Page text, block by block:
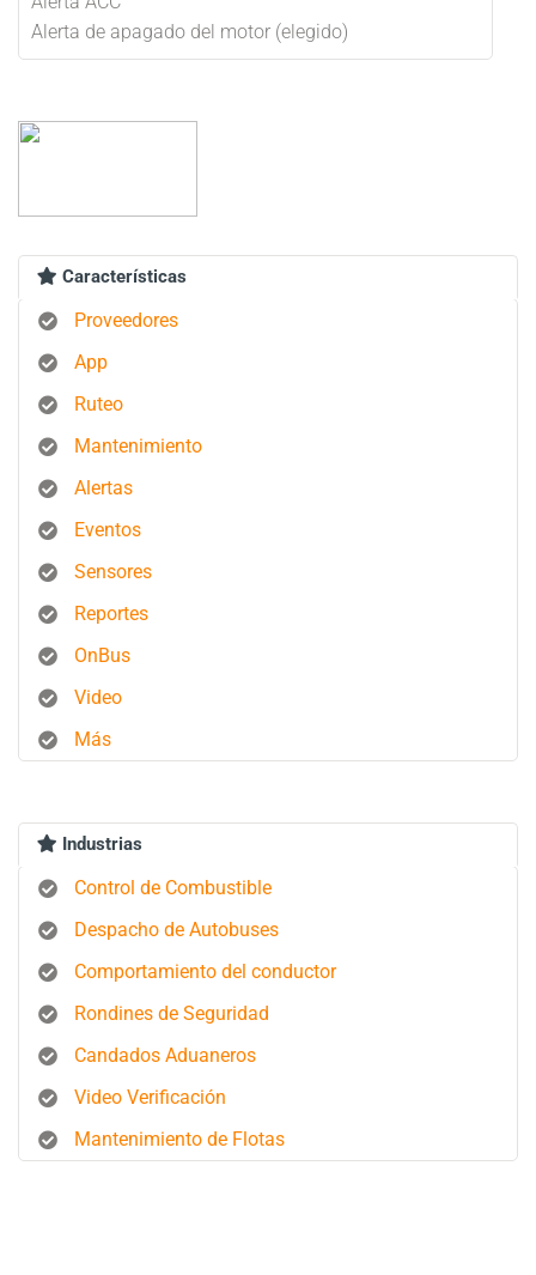
Alerta de apagado del motor (elegido)
Características
Proveedores
App
Ruteo
Mantenimiento
Alertas
Eventos
Sensores
Reportes
OnBus
Video
Más
Industrias
Control de Combustible
Despacho de Autobuses
Comportamiento del conductor
Rondines de Seguridad
Candados Aduaneros
Video Verificación
Mantenimiento de Flotas